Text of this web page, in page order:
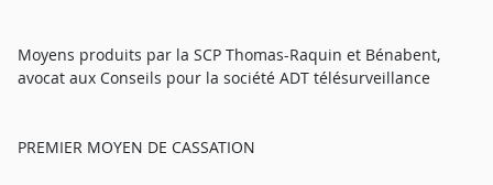
Moyens produits par la SCP Thomas-Raquin et Bénabent,
avocat aux Conseils pour la société ADT télésurveillance
PREMIER MOYEN DE CASSATION